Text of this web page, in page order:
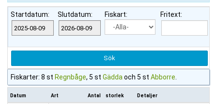
Startdatum: Slutdatum: Fiskart: Fritext:
Fiskarter: 8 st Regnbåge, 5 st Gädda och 5 st Abborre
Datum Art Antal storlek Detaljer